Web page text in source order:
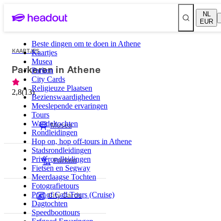
NL
EUR
Beste dingen om te doen in Athene
Kaartjes
Musea
Parken
City Cards
Religieuze Plaatsen
Bezienswaardigheden
Meeslepende ervaringen
Tours
Wandeltochten
Rondleidingen
Hop on, hop off-tours in Athene
Stadsrondleidingen
Privérondleidingen
Fietsen en Segway
Meerdaagse Tochten
Fotografietours
Port of Call Tours (Cruise)
Dagtochten
Speedboottours
KAARTJES
Parkeren in Athene
2,8(13)
Musea
Parken
City Cards